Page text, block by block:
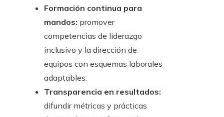
Formación continua para
mandos: promover
competencias de liderazgo
inclusivo y la dirección de
equipos con esquemas laborales
adaptables.
Transparencia en resultados:
difundir métricas y prácticas